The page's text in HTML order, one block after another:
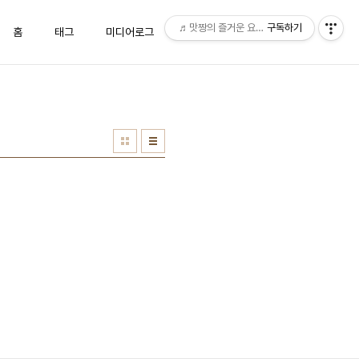
홈 태그 미디어로그 위치로그 방명록
♬맛짱의 즐거운 요리시간♬
구독하기